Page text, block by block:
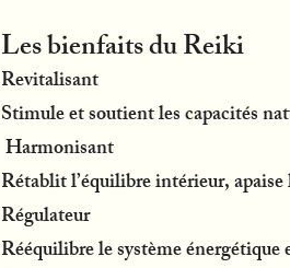
Les bienfaits du Reiki
Revitalisant
Stimule et soutient les capacités
Harmonisant
Rétablit l’équilibre intérieur,
Régulateur
Rééquilibre le système